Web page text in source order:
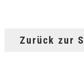
Zurück zur